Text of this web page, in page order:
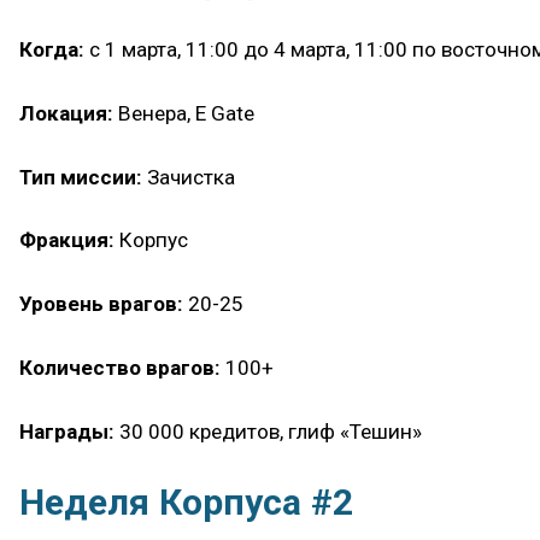
Когда: с 1 марта, 11:00 до 4 марта, 11:00 по
Локация: Венера, E Gate
Тип миссии: Зачистка
Фракция: Корпус
Уровень врагов: 20-25
Количество врагов: 100+
Награды: 30 000 кредитов, глиф «Тешин»
Неделя Корпуса #2